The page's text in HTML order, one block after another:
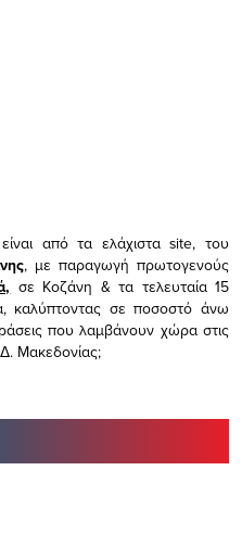
είναι από τα ελάχισταsite, του
, με παραγωγή πρωτογενούς
σε Κοζάνη & τα τελευταία 15
καλύπτοντας σε ποσοστό άνω
που λαμβάνουν χώρα στις
Μακεδονίας;